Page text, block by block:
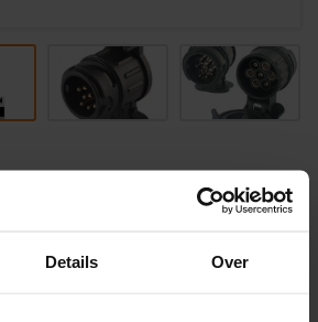
Details Over
In winkelwagen